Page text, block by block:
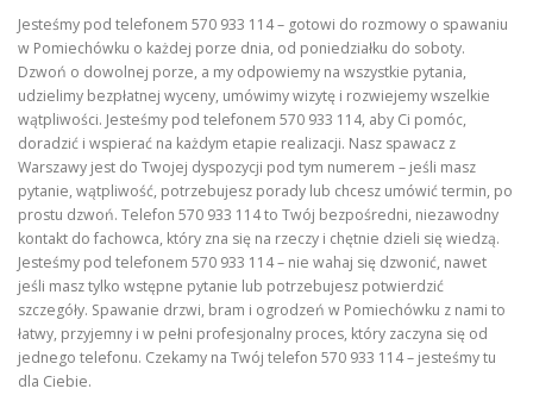
Jesteśmy pod telefonem 570 933 114 – gotowi do rozmowy o spawaniu
w Pomiechówku o każdej porze dnia, od poniedziałku do soboty.
Dzwoń o dowolnej porze, a my odpowiemy na wszystkie pytania,
udzielimy bezpłatnej wyceny, umówimy wizytę i rozwiejemy wszelkie
wątpliwości. Jesteśmy pod telefonem 570 933 114, aby Ci pomóc,
doradzić i wspierać na każdym etapie realizacji. Nasz spawacz z
Warszawy jest do Twojej dyspozycji pod tym numerem – jeśli masz
pytanie, wątpliwość, potrzebujesz porady lub chcesz umówić termin, po
prostu dzwoń. Telefon 570 933 114 to Twój bezpośredni, niezawodny
kontakt do fachowca, który zna się na rzeczy i chętnie dzieli się wiedzą.
Jesteśmy pod telefonem 570 933 114 – nie wahaj się dzwonić, nawet
jeśli masz tylko wstępne pytanie lub potrzebujesz potwierdzić
szczegóły. Spawanie drzwi, bram i ogrodzeń w Pomiechówku z nami to
łatwy, przyjemny i w pełni profesjonalny proces, który zaczyna się od
jednego telefonu. Czekamy na Twój telefon 570 933 114 – jesteśmy tu
dla Ciebie.